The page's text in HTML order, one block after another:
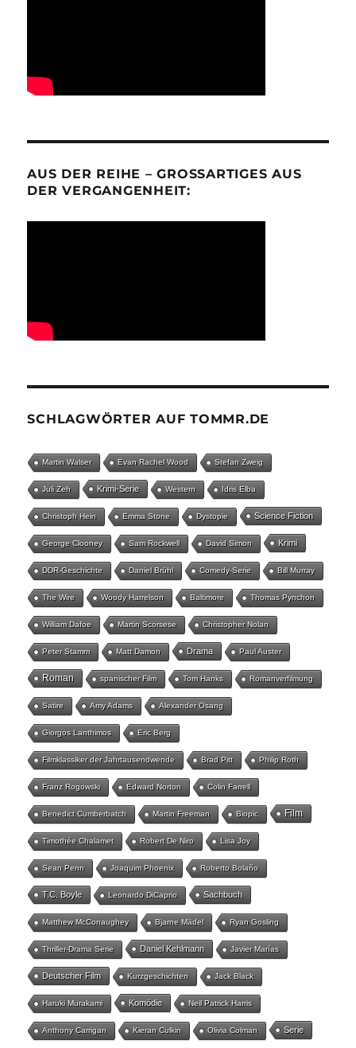
AUS DER REIHE – GROSSARTIGES AUS D
ER VERGANGENHEIT:
SCHLAGWÖRTER AUF TOMMR.DE
Martin Walser Evan Rachel Wood Stefan Zweig
Juli Zeh Krimi-Serie Western Idris Elba
Christoph Hein Emma Stone Dystopie Science Fiction
George Clooney Sam Rockwell David Simon Krimi
DDR-Geschichte Daniel Brühl Comedy-Serie Bill Murray
The Wire Woody Harrelson Baltimore Thomas Pynchon
William Dafoe Martin Scorsese Christopher Nolan
Peter Stamm Matt Damon Drama Paul Auster
Roman spanischer Film Tom Hanks Romanverfilmung
Satire Amy Adams Alexander Osang
Giorgos Lanthimos Eric Berg
Filmklassiker der Jahrtausendwende Brad Pitt Philip Roth
Franz Rogowski Edward Norton Colin Farrell
Benedict Cumberbatch Martin Freeman Biopic Film
Timothée Chalamet Robert De Niro Lisa Joy
Sean Penn Joaquim Phoenix Roberto Bolaño
T.C. Boyle Leonardo DiCaprio Sachbuch
Matthew McConaughey Bjarne Mädel Ryan Gosling
Thriller-Drama Serie Daniel Kehlmann Javier Marías
Deutscher Film Kurzgeschichten Jack Black
Haruki Murakami Komödie Neil Patrick Harris
Anthony Carrigan Kieran Culkin Olivia Colman Serie